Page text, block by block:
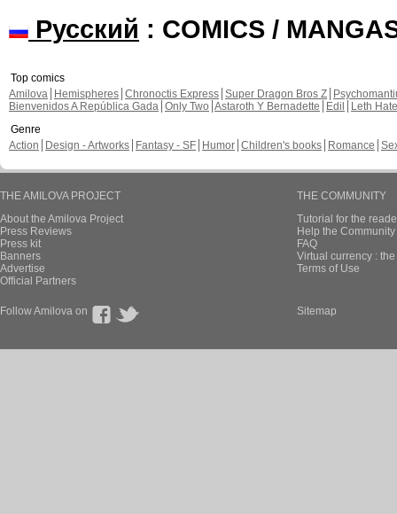
Русский : COMICS /
Top comics
Amilova
Hemispheres Chronoctis Express Super Dragon Bros Z
Bienvenidos A República Gada Only Two Astaroth Y Bernadette Edil
Leth Hate
Genre
Action
Design - Artworks Fantasy - SF Humor Children's books Romance
THE AMILOVA PROJECT
About the Amilova Project
Press Reviews
Press kit
Banners
Advertise
Official Partners
THE COMMUNITY
Tutorial for the
Help the
FAQ
Virtual currency :
Terms of Use
Follow Amilova on Sitemap